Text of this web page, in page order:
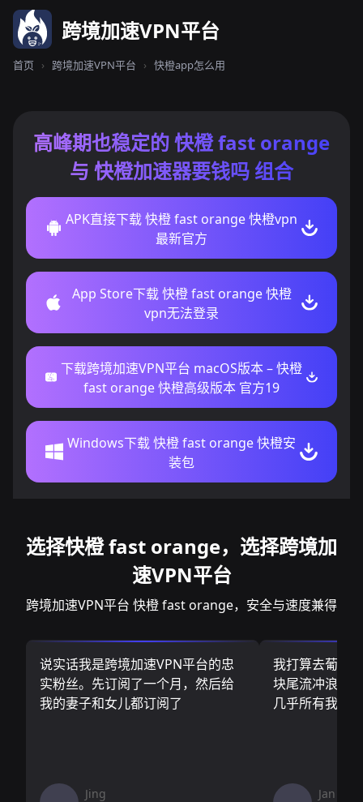
跨境加速VPN平台
首页 › 跨境加速VPN平台 › 快橙app怎么用
高峰期也稳定的 快橙 fast orange
与 快橙加速器要钱吗 组合
APK直接下载 快橙 fast orange 快橙vpn
最新官方
App Store下载 快橙 fast orange 快橙
vpn无法登录
下载跨境加速VPN平台 macOS版本 – 快橙
fast orange 快橙高级版本 官方19
Windows下载 快橙 fast orange 快橙安
装包
选择快橙 fast orange，选择跨境加
速VPN平台
跨境加速VPN平台 快橙 fast orange，安全与速度兼得
说实话我是跨境加速VPN平台的忠
实粉丝。先订阅了一个月，然后给
我的妻子和女儿都订阅了
Jing
我打算去葡萄
块尾流冲浪板
几乎所有我需
Jan V